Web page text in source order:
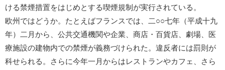
ける禁煙措置をはじめとする喫煙規制が実行されている。
欧州ではどうか。たとえばフランスでは、二○○七年（平成十九
年）二月から、公共交通機関や企業、商店・百貨店、劇場、医
療施設の建物内での禁煙が義務づけられた。違反者には罰則が
科せられる。さらに今年一月からはレストランやカフェ、さら